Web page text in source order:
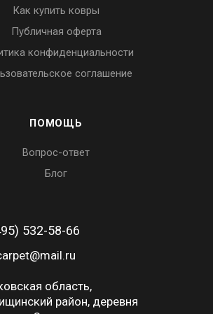
Как купить ковры
Публичная оферта
конфиденциальности
соглашение
ПОМОЩЬ
Вопрос-ответ
Блог
532-58-66
область,
район, деревня